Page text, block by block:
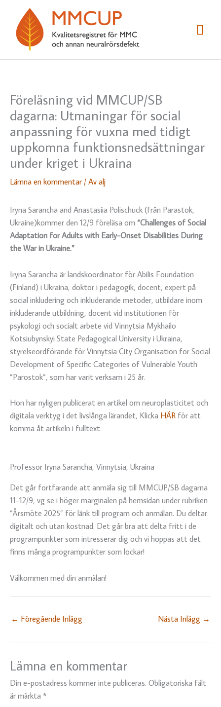
innehåll
Föreläsning vid MMCUP/SB
dagarna: Utmaningar för social
anpassning för vuxna med tidigt
uppkomna funktionsnedsättningar
under kriget i Ukraina
Lämna en kommentar / Avalj
Iryna Sarancha and Anastasiia Polischuck (från Parastok,
Ukraine)kommer den 12/9 föreläsa om “Challenges of Social
Adaptation for Adults with Early-Onset Disabilities During
the War in Ukraine.”
Iryna Sarancha är landskoordinator för Abilis Foundation
(Finland) i Ukraina, doktor i pedagogik, docent, expert på
social inkludering och inkluderande metoder, utbildare inom
inkluderande utbildning, docent vid institutionen för
psykologi och socialt arbete vid Vinnytsia Mykhailo
Kotsiubynskyi State Pedagogical University i Ukraina,
styrelseordförande för Vinnytsia City Organisation for Social
Development of Specific Categories of Vulnerable Youth
”Parostok”, som har varit verksam i 25 år.
Hon har nyligen publicerat en artikel om neuroplasticitet och
digitala verktyg i det livslånga lärandet, Klicka HÄR för att
komma åt artikeln i fulltext.
Professor Iryna Sarancha, Vinnytsia, Ukraina
Det går fortfarande att anmäla sig till MMCUP/SB dagarna
11-12/9, vg se i höger marginalen på hemsidan under rubriken
”Årsmöte 2025” för länk till program och anmälan. Du deltar
digitalt och utan kostnad. Det går bra att delta fritt i de
programpunkter som intresserar dig och vi hoppas att det
finns många programpunkter som lockar!
Välkommen med din anmälan!
← Föregående Inlägg Nästa Inlägg →
Lämna en kommentar
Din e-postadress kommer inte publiceras. Obligatoriska fält
är märkta *